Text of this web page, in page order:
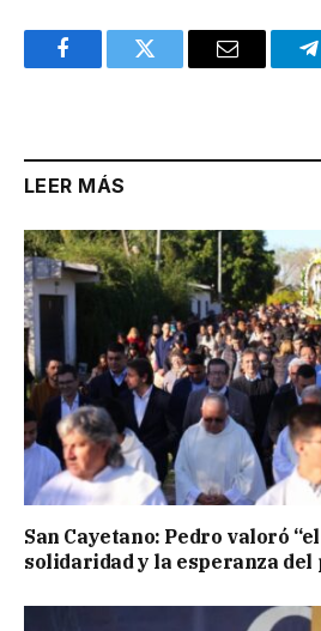
FacebookTwitter Email
LEER MÁS
San Cayetano: Pedro valoró
solidaridad y la esperanza del